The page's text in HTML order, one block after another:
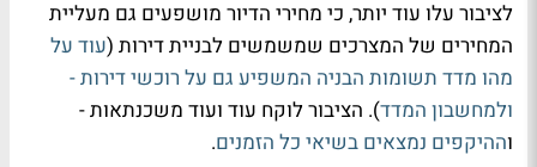
לציבור עלו עוד יותר, כי מחירי הדיור מושפעים גם מעליית
המחירים של המצרכים שמשמשים לבניית דירות (עוד על
מהו מדד תשומות הבניה המשפיע גם על רוכשי דירות -
ולמחשבון המדד). הציבור לוקח עוד ועוד משכנתאות -
וההיקפים נמצאים בשיאי כל הזמנים.